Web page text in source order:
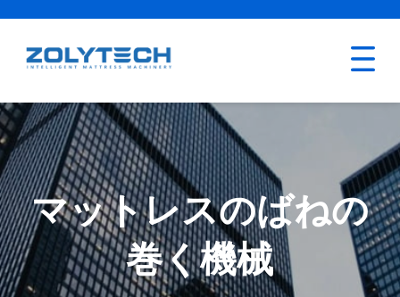
マットレスのばねの
巻く機械